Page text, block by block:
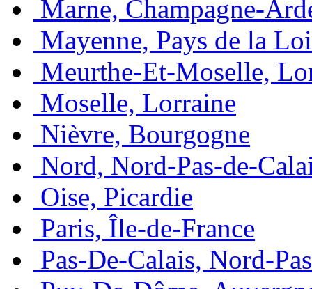
Marne, Champagne-
Mayenne, Pays de la
Meurthe-Et-Moselle,
Moselle, Lorraine
Nièvre, Bourgogne
Nord, Nord-Pas-de-
Oise, Picardie
Paris, Île-de-France
Pas-De-Calais, Nord-